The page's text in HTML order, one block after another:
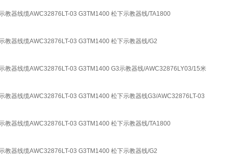
教器线缆AWC32876LT-03 G3TM1400 松下示教器线/TA1800
教器线缆AWC32876LT-03 G3TM1400 松下示教器线/G2
教器线缆AWC32876LT-03 G3TM1400 G3示教器线/AWC32876LY03/15米
教器线缆AWC32876LT-03 G3TM1400 松下示教器线G3/AWC32876LT-03
教器线缆AWC32876LT-03 G3TM1400 松下示教器线/TA1800
教器线缆AWC32876LT-03 G3TM1400 松下示教器线/G2